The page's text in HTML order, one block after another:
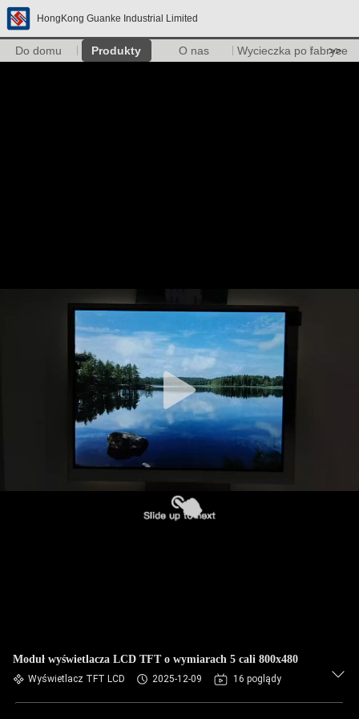
HongKong Guanke Industrial Limited
Do domu Produkty O nas Wycieczka po fabryce
>>
Moduł wyświetlacza LCD TFT o wymiarach 5 cali 800x480
Wyświetlacz TFT LCD 2025-12-09 16 poglądy